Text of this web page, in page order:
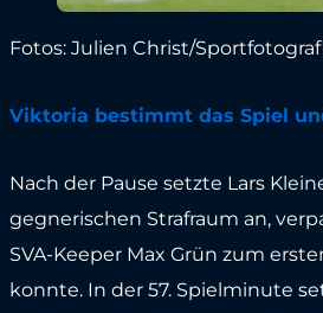
Fotos: Julien Christ/
Viktoria bestimmt das Spiel
Nach der Pause setzte Lars
gegnerischen Strafraum an,
SVA-Keeper Max Grün zum
konnte. In der 57. Spielminute